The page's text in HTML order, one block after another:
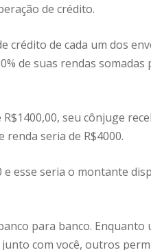
de crédito.
crédito de cada um dos
de suas rendas somadas
seu cônjuge
renda seria de R$4000.
e esse seria o montante
para banco. Enquanto
com você, outros